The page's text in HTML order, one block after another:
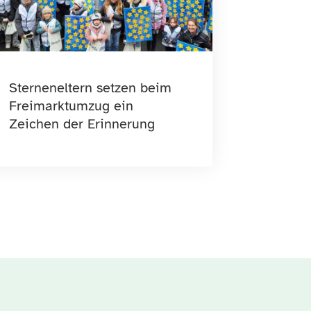
Sterneneltern setzen beim
Freimarktumzug ein
Zeichen der Erinnerung